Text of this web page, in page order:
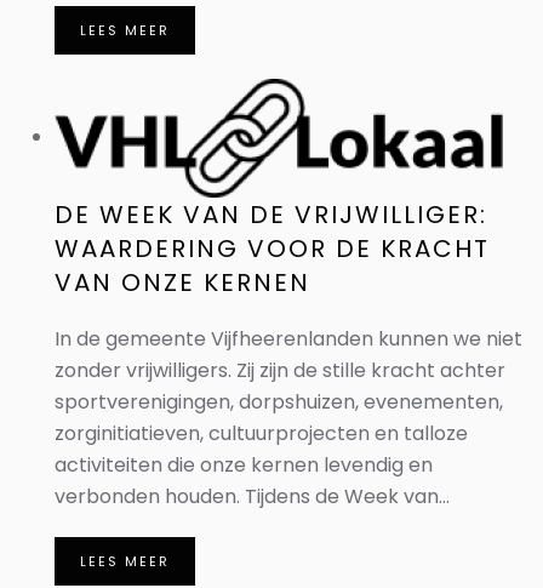
LEES MEER
DE WEEK VAN DE VRIJWILLIGER:
WAARDERING VOOR DE KRACHT
VAN ONZE KERNEN
In de gemeente Vijfheerenlanden kunnen we niet
zonder vrijwilligers. Zij zijn de stille kracht achter
sportverenigingen, dorpshuizen, evenementen,
zorginitiatieven, cultuurprojecten en talloze
activiteiten die onze kernen levendig en
verbonden houden. Tijdens de Week van...
LEES MEER